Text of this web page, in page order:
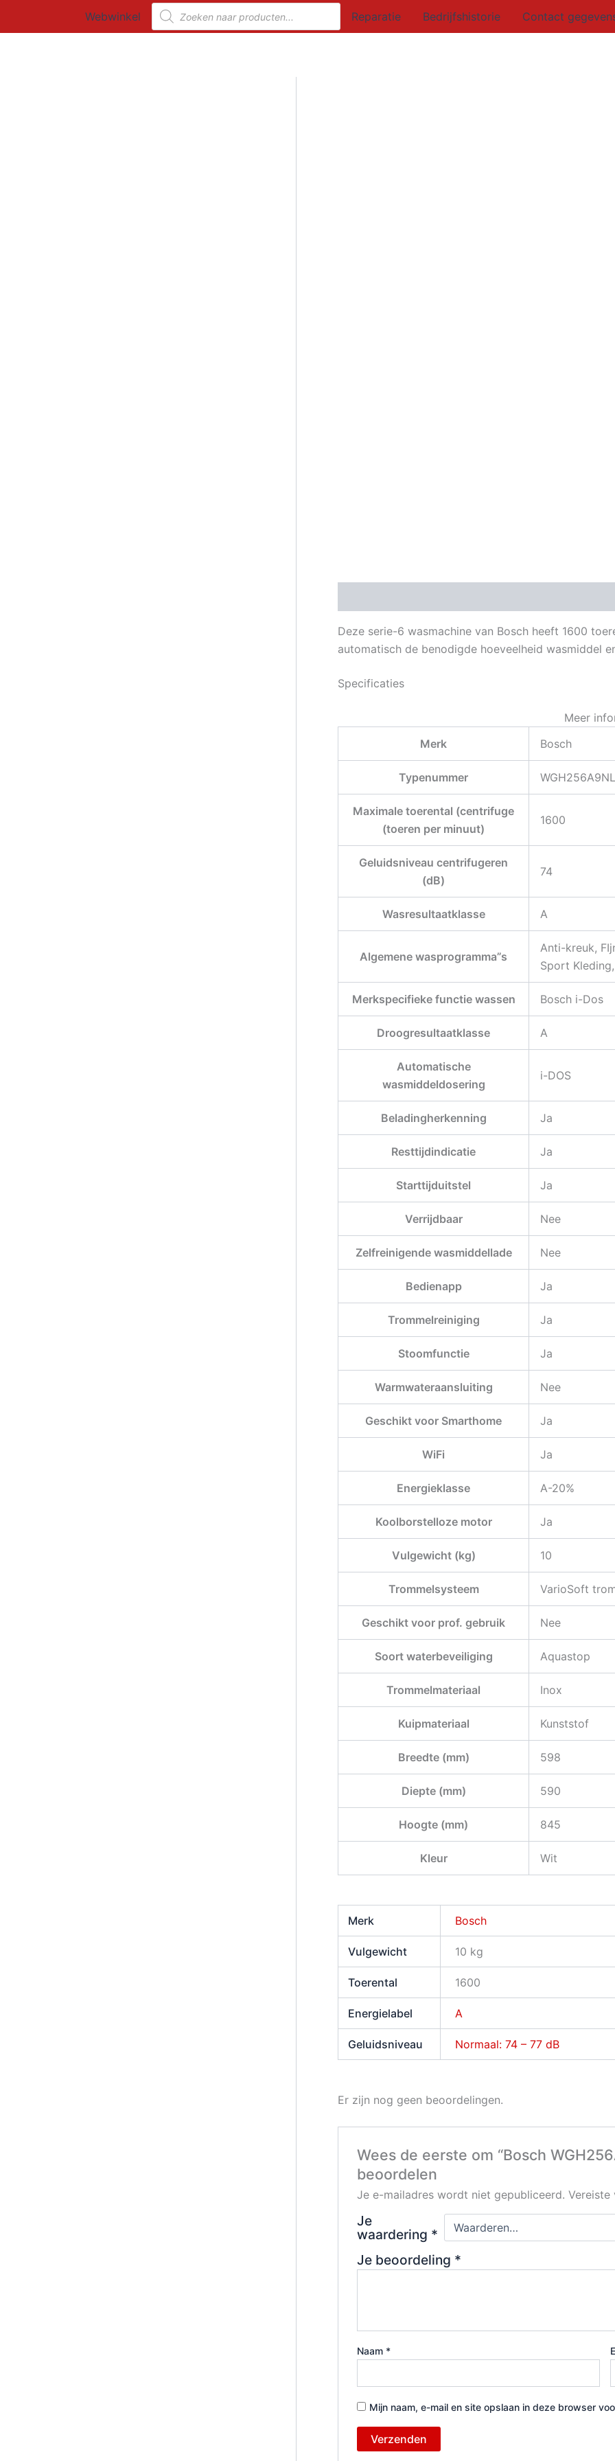
Webwinkel
Producten
zoeken
Reparatie Bedrijfshistorie Contact
Deze serie-6 wasmachine van Bosch heeft 1600
automatisch de benodigde hoeveelheid wasmiddel
Specificaties
Meer
Merk
Bosch
Typenummer WGH256A9NL
Maximale toerental (centrifuge
(toeren per minuut)
1600
Geluidsniveau centrifugeren
(dB)
74
Wasresultaatklasse A
Algemene wasprogramma”s
Anti-kreuk,
Sport
Merkspecifieke functie wassen Bosch i-Dos
Droogresultaatklasse A
Automatische
wasmiddeldosering
i-DOS
Beladingherkenning Ja
Resttijdindicatie Ja
Starttijduitstel Ja
Verrijdbaar Nee
Zelfreinigende wasmiddellade Nee
Bedienapp Ja
Trommelreiniging Ja
Stoomfunctie Ja
Warmwateraansluiting Nee
Geschikt voor Smarthome Ja
WiFi Ja
Energieklasse A-20%
Koolborstelloze motor Ja
Vulgewicht (kg) 10
Trommelsysteem VarioSoft
Geschikt voor prof. gebruik Nee
Soort waterbeveiliging Aquastop
Trommelmateriaal Inox
Kuipmateriaal Kunststof
Breedte (mm) 598
Diepte (mm) 590
Hoogte (mm) 845
Kleur Wit
Merk Bosch
Vulgewicht 10 kg
Toerental 1600
Energielabel A
Geluidsniveau Normaal: 74 – 77 dB
Er zijn nog geen beoordelingen.
Wees de eerste om “Bosch
beoordelen
Je e-mailadres wordt niet gepubliceerd.
Je
waardering *
Je beoordeling *
Naam *
Mijn naam, e-mail en site opslaan in deze browser